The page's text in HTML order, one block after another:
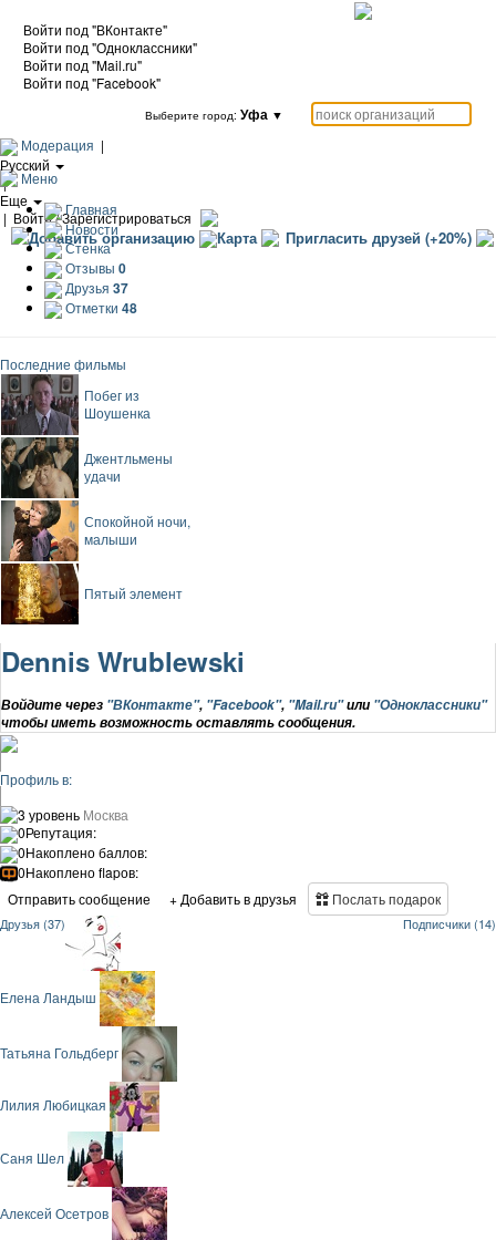
Войти под "ВКонтакте"
Войти под "Одноклассники"
Войти под "Mail.ru"
Войти под "Facebook"
Выберите город: Уфа ▼
Модерация |
Русский
|
Еще
| Войти / Зарегистрироваться
Добавить организацию Карта Пригласить друзей (+20%)
Меню
Главная
Новости
Стенка
Отзывы 0
Друзья 37
Отметки 48
Последние фильмы
Побег из
Шоушенка
Джентльмены
удачи
Спокойной ночи,
малыши
Пятый элемент
Dennis Wrublewski
Войдите через "ВКонтакте", "Facebook", "Mail.ru"или "Одноклассники"
чтобы иметь возможность оставлять сообщения.
Профиль в:
3 уровень Москва
0Репутация:
0Накоплено баллов:
0Накоплено flapов:
Отправить сообщение
+ Добавить в друзья Послать подарок
Друзья (37) Подписчики (14)
Елена Ландыш
Татьяна Гольдберг
Лилия Любицкая
Саня Шел
Алексей Осетров